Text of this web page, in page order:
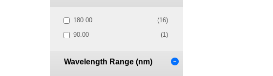
180.00 (16)
90.00 (1)
Wavelength Range (nm)